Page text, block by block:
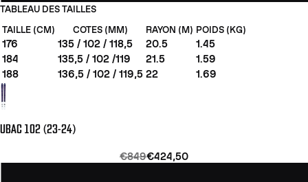
TABLEAU DES TAILLES
TAILLE (CM)
COTES (MM) RAYON (M) POIDS (KG)
176 135 / 102 / 118,5 20.5
1.45
184
135,5 / 102 /119 21.5
1.59
188
136,5 / 102 / 119,5 22 1.69
UBAC 102 (23-24)
€849€424,50